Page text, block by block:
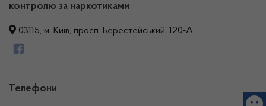
контролю за наркотиками
03115, м. Київ, просп. Берестейський, 120-А
Телефони